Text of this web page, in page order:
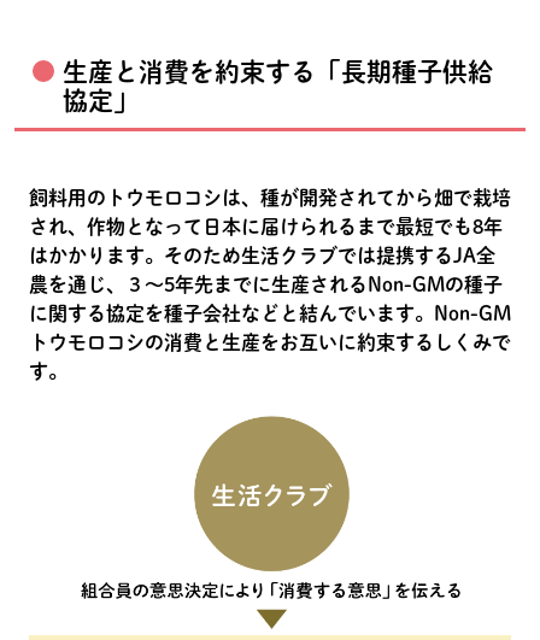
生産と消費を約束する「長期種子供給
協定」
飼料用のトウモロコシは、種が開発されてから畑で栽培
され、作物となって日本に届けられるまで最短でも8年
はかかります。そのため生活クラブでは提携するJA全
農を通じ、３～5年先までに生産されるNon-GMの種子
に関する協定を種子会社などと結んでいます。Non-GM
トウモロコシの消費と生産をお互いに約束するしくみで
す。